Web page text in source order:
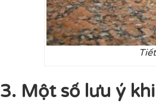
3. Một số lưu ý